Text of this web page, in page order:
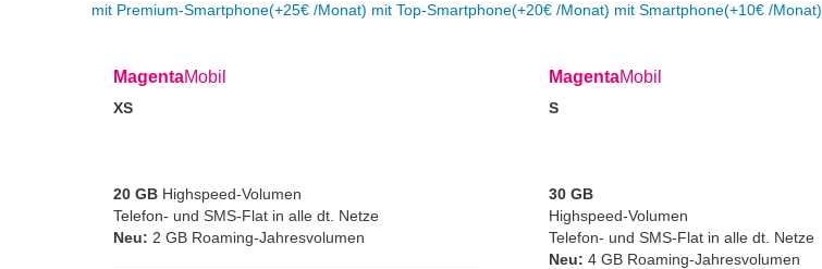
mit Premium-Smartphone(+25€ /Monat) mit Top-Smartphone(+20€ /Monat) mit Smartphone(+10€ /Monat)
MagentaMobil
XS
20 GB Highspeed-Volumen
Telefon- und SMS-Flat in alle dt. Netze
Neu: 2 GB Roaming-Jahresvolumen
MagentaMobil
S
30 GB
Highspeed-Volumen
Telefon- und SMS-Flat in alle dt. Netze
Neu: 4 GB Roaming-Jahresvolumen